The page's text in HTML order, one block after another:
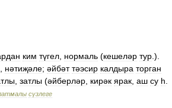
ким түгел нормаль (кешеләр тур .).
нәтиҗәле; әйбәт тәэсир калдыра торган
затлы (әйберләр кирәк ярак аш су һ
сүзлеге